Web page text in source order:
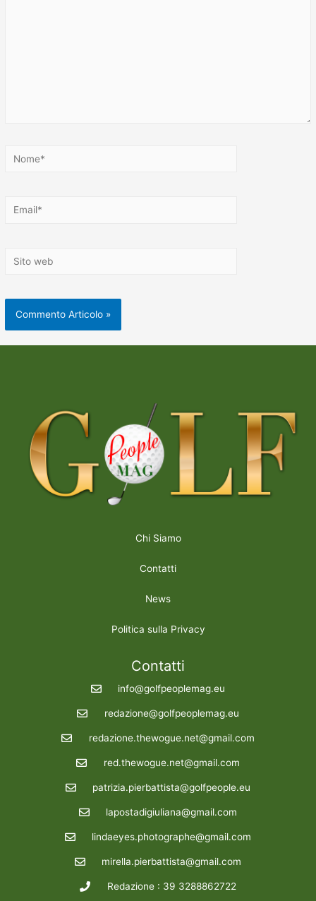
Chi Siamo
Contatti
News
Politica sulla Privacy
Contatti
info@golfpeoplemag.eu
redazione@golfpeoplemag.eu
redazione.thewogue.net@gmail.com
red.thewogue.net@gmail.com
patrizia.pierbattista@golfpeople.eu
lapostadigiuliana@gmail.com
lindaeyes.photographe@gmail.com
mirella.pierbattista@gmail.com
Redazione : 39 3288862722